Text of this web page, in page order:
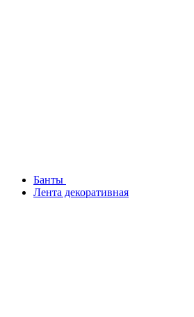
Банты
Лента декоративная